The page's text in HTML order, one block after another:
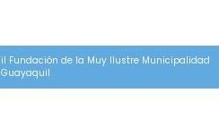
Fundación de la Muy Ilustre Municipalidad